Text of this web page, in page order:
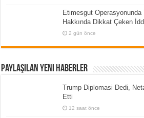
Etimesgut Operasyonunda
Hakkında Dikkat Çeken
2 gün önce
Paylaşılan Yeni Haberler
Trump Diplomasi Dedi,
Etti
12 saat önce